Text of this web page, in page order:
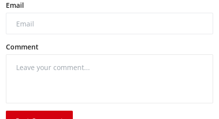
Email
Comment